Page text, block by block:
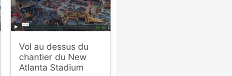
Vol au dessus du
chantier du New
Atlanta Stadium